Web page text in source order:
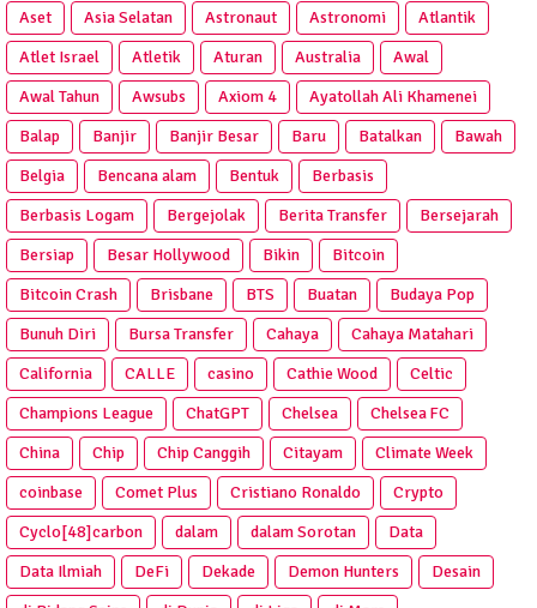
Aset
Asia Selatan Astronaut Astronomi
Atlantik
Atlet Israel
Atletik Aturan Australia
Awal
Awal Tahun
Awsubs Axiom 4
Ayatollah Ali Khamenei
Balap
Banjir Banjir Besar Baru Batalkan
Bawah
Belgia
Bencana alam Bentuk
Berbasis
Berbasis Logam
Bergejolak Berita Transfer
Bersejarah
Bersiap
Besar Hollywood Bikin
Bitcoin
Bitcoin Crash
Brisbane BTS Buatan
Budaya Pop
Bunuh Diri
Bursa Transfer Cahaya
Cahaya Matahari
California
CALLE casino Cathie Wood
Celtic
Champions League
ChatGPT Chelsea
Chelsea FC
China
Chip Chip Canggih Citayam
Climate Week
coinbase
Comet Plus Cristiano Ronaldo
Crypto
Cyclo[48]carbon
dalam dalam Sorotan
Data
Data Ilmiah
DeFi Dekade Demon Hunters
Desain